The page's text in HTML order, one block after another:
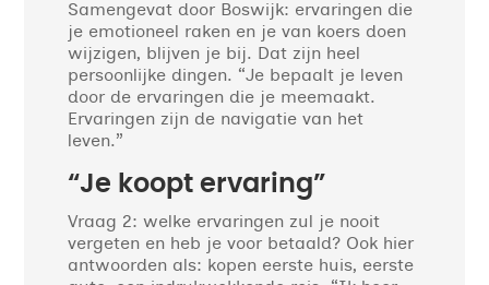
Samengevat door Boswijk: ervaringen die
je emotioneel raken en je van koers doen
wijzigen, blijven je bij. Dat zijn heel
persoonlijke dingen. “Je bepaalt je leven
door de ervaringen die je meemaakt.
Ervaringen zijn de navigatie van het
leven.”
“Je koopt ervaring”
Vraag 2: welke ervaringen zul je nooit
vergeten en heb je voor betaald? Ook hier
antwoorden als: kopen eerste huis, eerste